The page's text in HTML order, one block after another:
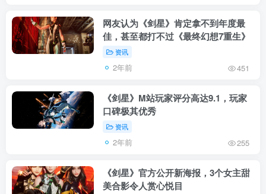
网友认为《剑星》肯定拿不到年度最
佳，甚至都打不过《最终幻想7重生》
资讯
2年前 451
《剑星》M站玩家评分高达9.1，玩家
口碑极其优秀
资讯
2年前 255
《剑星》官方公开新海报，3个女主甜
美合影令人赏心悦目